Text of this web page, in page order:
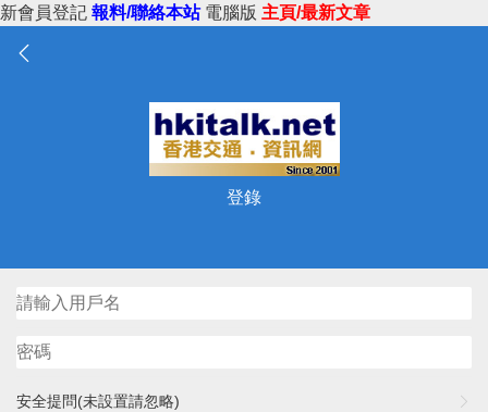
新會員登記 報料/聯絡本站 電腦版 主頁/最新文章
登錄
安全提問(未設置請忽略)